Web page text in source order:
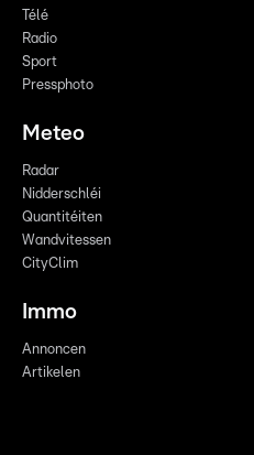
Télé
Radio
Sport
Pressphoto
Meteo
Radar
Nidderschléi
Quantitéiten
Wandvitessen
CityClim
Immo
Annoncen
Artikelen